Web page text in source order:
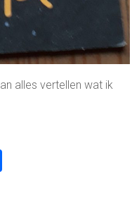
alles vertellen wat ik